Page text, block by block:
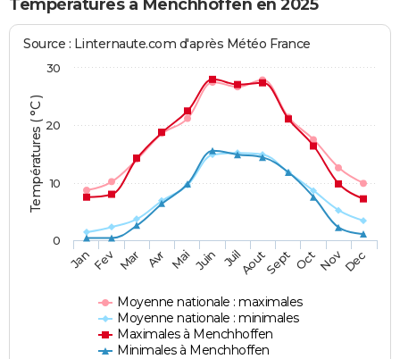
Températures à Menchhoffen en 2025
Températures ( °C )
Source : Linternaute.com d'après Météo France
Moyenne nationale : maximales
Moyenne nationale : minimales
Maximales à Menchhoffen
Minimales à Menchhoffen
JanFev Mar Avr Mai Juin JuilAoutSept OctNovDec
0
10
20
30